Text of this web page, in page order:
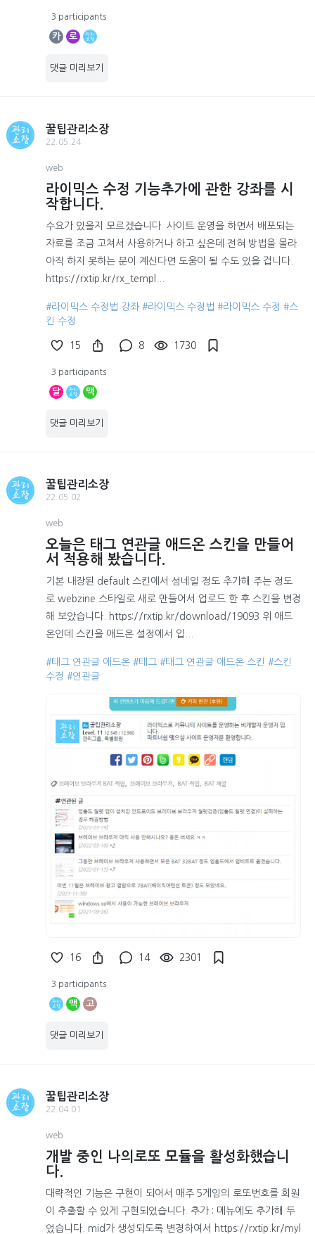
3 participants
카 로
댓글 미리보기
꿀팁관리소장
22.05.24
web
라이믹스 수정 기능추가에 관한 강좌를 시
작합니다.
수요가 있을지 모르겠습니다. 사이트 운영을 하면서 배포되는
자료를 조금 고쳐서 사용하거나 하고 싶은데 전혀 방법을 몰라
아직 하지 못하는 분이 계신다면 도움이 될 수도 있을 겁니다.
https://rxtip.kr/rx_templ...
#라이믹스 수정법 강좌 #라이믹스 수정법 #라이믹스 수정 #스
킨 수정
15 8 1730
3 participants
달 맥
댓글 미리보기
꿀팁관리소장
22.05.02
web
오늘은 태그 연관글 애드온 스킨을 만들어
서 적용해 봤습니다.
기본 내장된 default 스킨에서 섬네일 정도 추가해 주는 정도
로 webzine 스타일로 새로 만들어서 업로드 한 후 스킨을 변경
해 보았습니다. https://rxtip.kr/download/19093 위 애드
온인데 스킨을 애드온 설정에서 입...
#태그 연관글 애드온 #태그 #태그 연관글 애드온 스킨
#스킨
수정 #연관글
16 14 2301
3 participants
맥 고
댓글 미리보기
꿀팁관리소장
22.04.01
web
개발 중인 나의로또 모듈을 활성화했습니
다.
대략적인 기능은 구현이 되어서 매주 5게임의 로또번호를 회원
이 추출할 수 있게 구현되었습니다. 추가 : 메뉴에도 추가해 두
었습니다. mid가 생성되도록 변경하여서 https://rxtip.kr/myl